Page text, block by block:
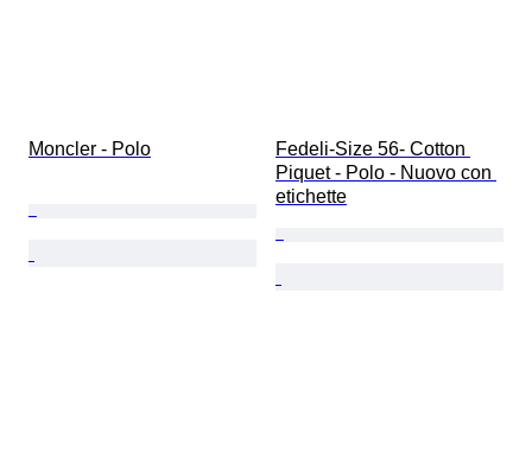
Moncler - Polo
Fedeli-Size 56- Cotton
Piquet - Polo - Nuovo con
etichette